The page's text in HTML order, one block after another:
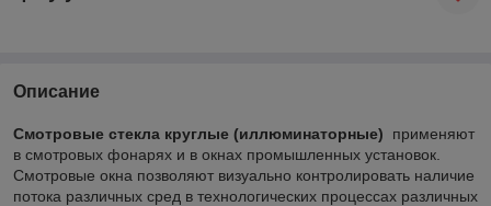
Описание
Смотровые стекла круглые (иллюминаторные) применяют
в смотровых фонарях и в окнах промышленных установок.
Смотровые окна позволяют визуально контролировать наличие
потока различных сред в технологических процессах различных